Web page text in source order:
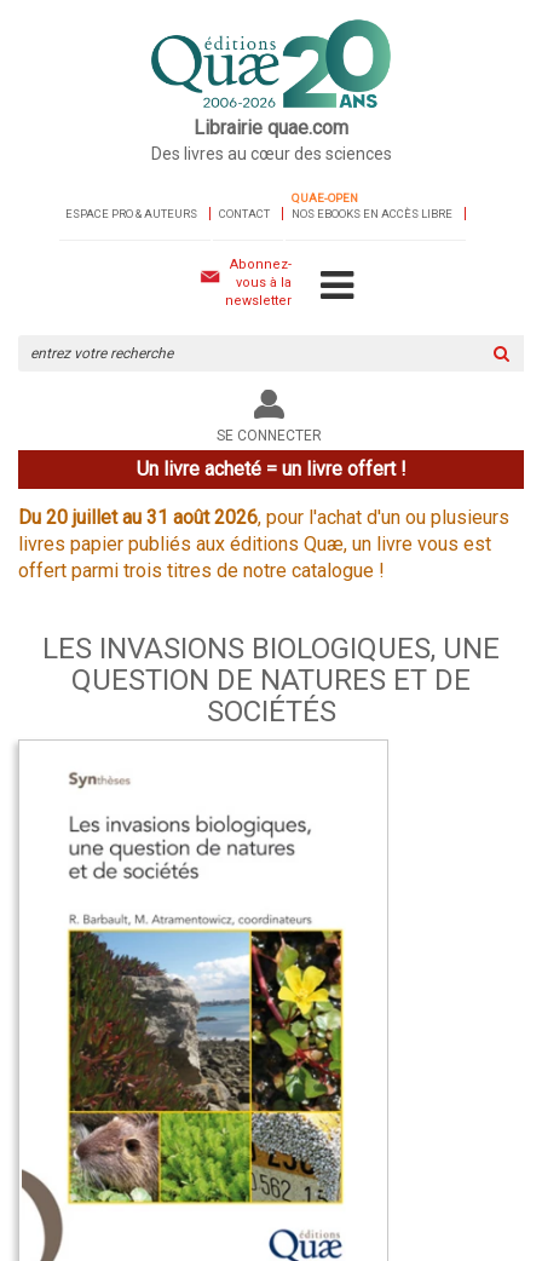
Librairie quae.com
Des livres au cœur des sciences
ESPACE PRO & AUTEURS CONTACT
QUAE-OPEN
NOS EBOOKS EN ACCÈS LIBRE
Abonnez-
vous à la
newsletter
le
site
SE CONNECTER
Un livre acheté = un livre offert !
Du 20 juillet au 31 août 2026, pour l'achat d'un ou plusieurs
livres papier publiés aux éditions Quæ, un livre vous est
offert parmi trois titres de notre catalogue !
LES INVASIONS BIOLOGIQUES, UNE
QUESTION DE NATURES ET DE
SOCIÉTÉS